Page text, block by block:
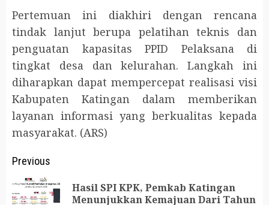
Pertemuan ini diakhiri dengan rencana
tindak lanjut berupa pelatihan teknis dan
penguatan kapasitas PPID Pelaksana di
tingkat desa dan kelurahan. Langkah ini
diharapkan dapat mempercepat realisasi visi
Kabupaten Katingan dalam memberikan
layanan informasi yang berkualitas kepada
masyarakat. (ARS)
Post
navigation
Previous
Hasil SPI KPK, Pemkab Katingan
Menunjukkan Kemajuan Dari Tahun